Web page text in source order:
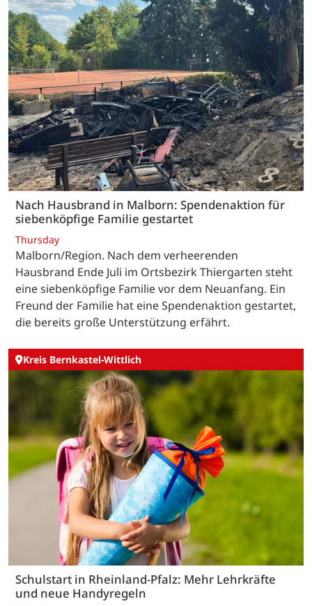
Nach Hausbrand in Malborn: Spendenaktion für
siebenköpfige Familie gestartet
Thursday
Malborn/Region. Nach dem verheerenden
Hausbrand Ende Juli im Ortsbezirk Thiergarten steht
eine siebenköpfige Familie vor dem Neuanfang. Ein
Freund der Familie hat eine Spendenaktion gestartet,
die bereits große Unterstützung erfährt.
Kreis Bernkastel-Wittlich
Schulstart in Rheinland-Pfalz: Mehr Lehrkräfte
und neue Handyregeln